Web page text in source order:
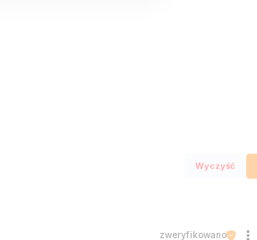
Wyczyść
zweryfikowano